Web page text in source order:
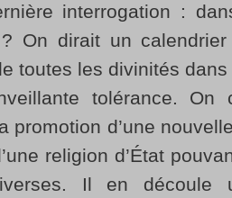
interrogation :
? On dirait un
toutes les divinités
tolérance. On
promotion d’une
religion d’État
Il en découle